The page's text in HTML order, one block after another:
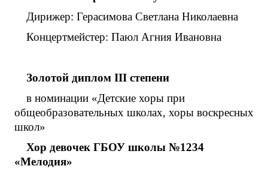
Дирижер: Герасимова Светлана Николаевна
Концертмейстер: Паюл Агния Ивановна
Золотой диплом III степени
в номинации «Детские хоры при
общеобразовательных школах, хоры воскресных
школ»
Хор девочек ГБОУ школы №1234
«Мелодия»